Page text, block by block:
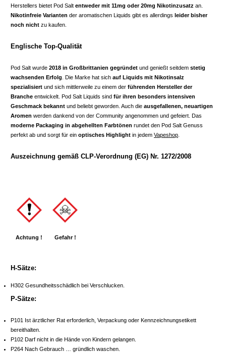
Herstellers bietet Pod Salt entweder mit 11mg oder 20mg Nikotinzusatz an.
Nikotinfreie Varianten der aromatischen Liquids gibt es allerdings leider bisher
noch nicht zu kaufen.
Englische Top-Qualität
Pod Salt wurde 2018 in Großbrittanien gegründet und genießt seitdem stetig
wachsenden Erfolg . Die Marke hat sich auf Liquids mit Nikotinsalz
spezialisiert und sich mittlerweile zu einem der führenden Hersteller der
Branche entwickelt. Pod Salt Liquids sind für ihren besonders intensiven
Geschmack bekannt und beliebt geworden. Auch die ausgefallenen, neuartigen
Aromen werden dankend von der Community angenommen und gefeiert. Das
moderne Packaging in abgehellten Farbtönen rundet den Pod Salt Genuss
perfekt ab und sorgt für ein optisches Highlight in jedem Vapeshop
Auszeichnung gemäß CLP-Verordnung (EG) Nr. 1272/2008
Achtung ! Gefahr !
H-Sätze:
H302 Gesundheitsschädlich bei Verschlucken.
P-Sätze:
P101 Ist ärztlicher Rat erforderlich, Verpackung oder Kennzeichnungsetikett
bereithalten.
P102 Darf nicht in die Hände von Kindern gelangen.
P264 Nach Gebrauch … gründlich waschen.